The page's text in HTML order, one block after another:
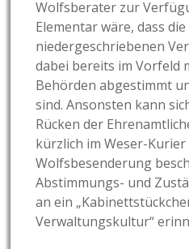
Wolfsberater zur
Elementar wäre, dass
niedergeschriebenen
dabei bereits im Vorfeld
Behörden abgestimmt
sind. Ansonsten kann
Rücken der
kürzlich im Weser-
Wolfsbesenderung
Abstimmungs- und
an ein
Verwaltungskultur“